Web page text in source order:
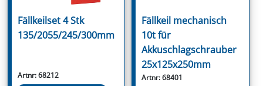
Fällkeilset 4 Stk
135/2055/245/300mm
Artnr: 68212
Fällkeil mechanisch
10t für
Akkuschlagschrauber
25x125x250mm
Artnr: 68401